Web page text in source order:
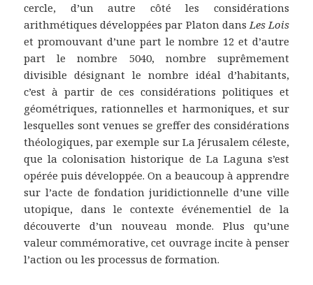
cercle, d’un autre côté les considérations
arithmétiques développées par Platon dansLes Lois
et promouvant d’une part le nombre 12 et d’autre
part le nombre 5040, nombre suprêmement
divisible désignant le nombre idéal d’habitants,
c’est à partir de ces considérations politiques et
géométriques, rationnelles et harmoniques, et sur
lesquelles sont venues se greffer des considérations
théologiques, par exemple sur La Jérusalem céleste,
que la colonisation historique de La Laguna s’est
opérée puis développée. On a beaucoup à apprendre
sur l’acte de fondation juridictionnelle d’une ville
utopique, dans le contexte événementiel de la
découverte d’un nouveau monde. Plus qu’une
valeur commémorative, cet ouvrage incite à penser
l’action ou les processus de formation.